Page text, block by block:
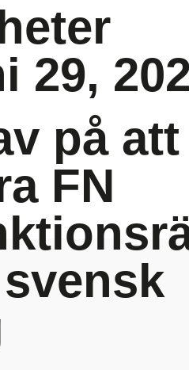
29,
på att
FN